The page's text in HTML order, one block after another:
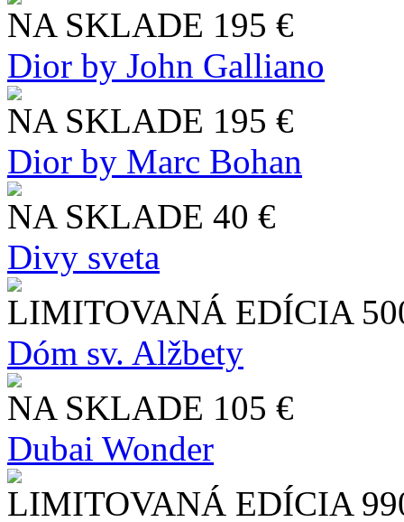
NA SKLADE 195 €
Dior by John Galliano
NA SKLADE 195 €
Dior by Marc Bohan
NA SKLADE 40 €
Divy sveta
LIMITOVANÁ EDÍCIA
Dóm sv. Alžbety
NA SKLADE 105 €
Dubai Wonder
LIMITOVANÁ EDÍCIA